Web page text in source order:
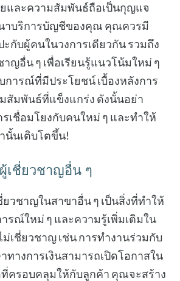
ยและความสัมพันธ์ถือเป็นกุญแจ
าบริการบัญชีของคุณ คุณควรมี
กับผู้คนในวงการเดียวกัน รวมถึง
ญอื่น ๆ เพื่อเรียนรู้แนวโน้มใหม่ ๆ
การณ์ที่มีประโยชน์ เบื้องหลังการ
สัมพันธ์ที่แข็งแกร่ง ดังนั้นอย่า
เชื่อมโยงกับคนใหม่ ๆ และทำให้
นั้นเติบโตขึ้น!
เชี่ยวชาญอื่น ๆ
วชาญในสาขาอื่น ๆ เป็นสิ่งที่ทำให้
รณ์ใหม่ ๆ และความรู้เพิ่มเติมใน
เชี่ยวชาญ เช่น การทำงานร่วมกับ
างการเงินสามารถเปิดโอกาสใน
ที่ครอบคลุมให้กับลูกค้า คุณจะสร้าง